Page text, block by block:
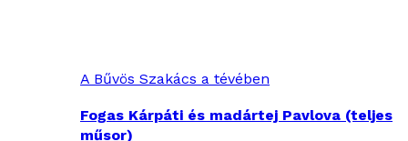
A Bűvös Szakács a tévében
Fogas Kárpáti és madártej Pavlova (teljes
műsor)